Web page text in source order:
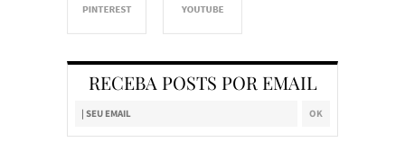
RECEBA POSTS POR EMAIL